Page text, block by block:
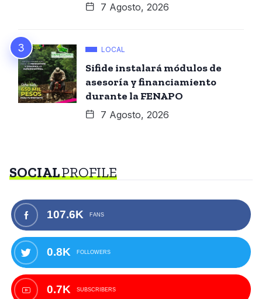
7 Agosto, 2026
LOCAL
Sifide instalará módulos de
asesoría y financiamiento
durante la FENAPO
7 Agosto, 2026
SOCIALPROFILE
107.6K FANS
0.8K FOLLOWERS
0.7K SUBSCRIBERS